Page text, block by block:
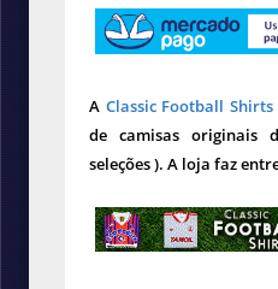
A Classic Football Shirts
de camisas originais
seleções ). A loja faz